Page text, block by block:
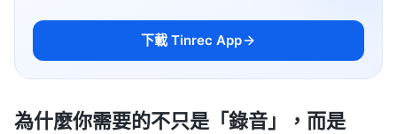
下載 Tinrec App
為什麼你需要的不只是「錄音」，而是